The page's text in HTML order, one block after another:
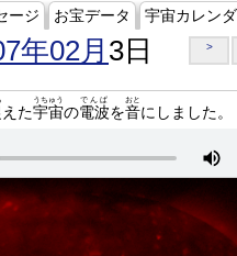
ージ お宝データ 宇宙カレン
年02月 3日 >
えた宇宙
うちゅう
の電波
でんぱ
を音
おと
にしました。